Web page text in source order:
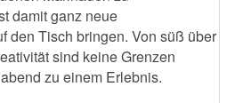
damit ganz neue
den Tisch bringen. Von süß über
sind keine Grenzen
zu einem Erlebnis.